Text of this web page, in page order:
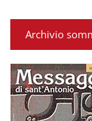
Archivio